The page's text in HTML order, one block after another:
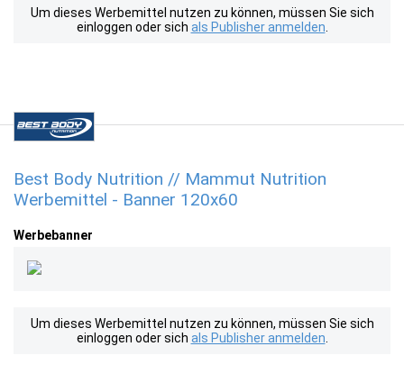
Um dieses Werbemittel nutzen zu können, müssen Sie sich
einloggen oder sich als Publisher anmelden
Best Body Nutrition // Mammut Nutrition
Werbemittel - Banner 120x60
Werbebanner
Um dieses Werbemittel nutzen zu können, müssen Sie sich
einloggen oder sich als Publisher anmelden